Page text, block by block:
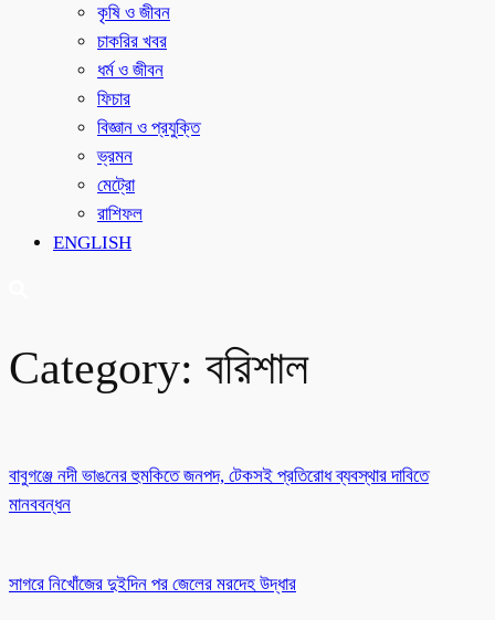
কৃষি ও জীবন
চাকরির খবর
ধর্ম ও জীবন
ফিচার
বিজ্ঞান ও প্রযুক্তি
ভ্রমন
মেট্রো
রাশিফল
ENGLISH
Category: বরিশাল
বাবুগঞ্জে নদী ভাঙনের হুমকিতে জনপদ, টেকসই প্রতিরোধ ব্যবস্থার দাবিতে
মানববন্ধন
সাগরে নিখোঁজের দুইদিন পর জেলের মরদেহ উদ্ধার